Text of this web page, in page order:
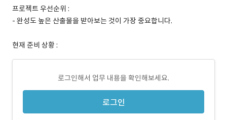
프로젝트 우선순위 :
- 완성도 높은 산출물을 받아보는 것이 가장 중요합니다.
현재 준비 상황 :
로그인해서 업무 내용을 확인해보세요.
로그인